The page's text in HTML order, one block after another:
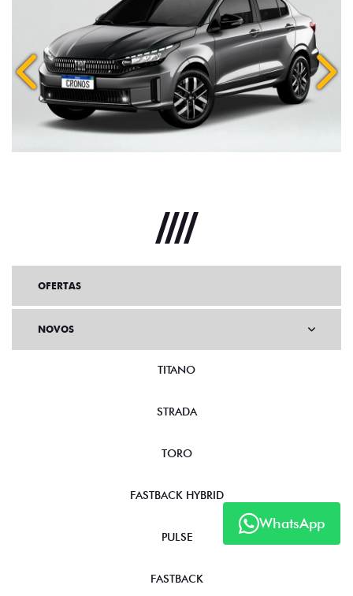
Anterior
WhatsApp
OFERTAS
NOVOS
TITANO
STRADA
TORO
FASTBACK HYBRID
PULSE
FASTBACK